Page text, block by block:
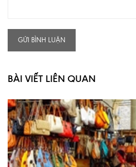
GỬI BÌNH LUẬN
BÀI VIẾT LIÊN QUAN